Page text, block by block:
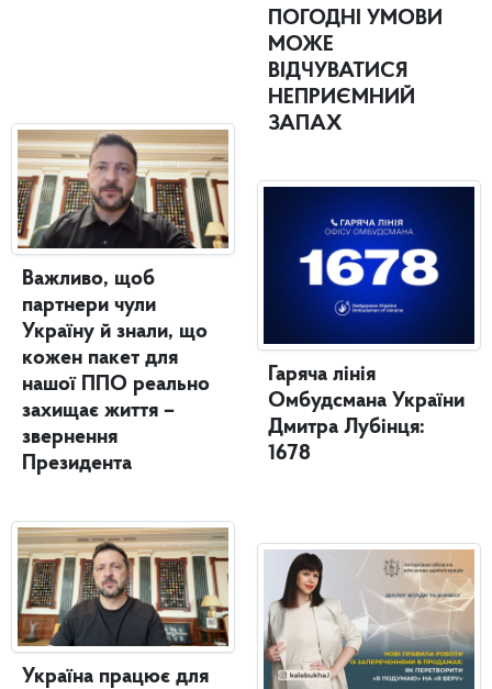
Важливо, щоб
партнери чули
Україну й знали, що
кожен пакет для
нашої ППО реально
захищає життя –
звернення
Президента
Україна працює для
ПОГОДНІ УМОВИ
МОЖЕ
ВІДЧУВАТИСЯ
НЕПРИЄМНИЙ
ЗАПАХ
Гаряча лінія
Омбудсмана України
Дмитра Лубінця:
1678